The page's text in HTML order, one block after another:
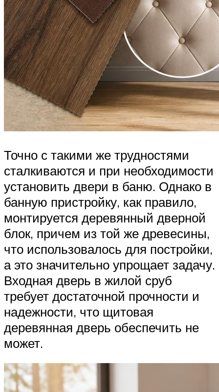
Точно с такими же трудностями
сталкиваются и при необходимости
установить двери в баню. Однако в
банную пристройку, как правило,
монтируется деревянный дверной
блок, причем из той же древесины,
что использовалось для постройки,
а это значительно упрощает задачу.
Входная дверь в жилой сруб
требует достаточной прочности и
надежности, что щитовая
деревянная дверь обеспечить не
может.